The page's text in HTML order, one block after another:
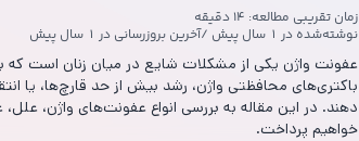
زمان تقریبی مطالعه: ۱۴ دقیقه
نوشته‌شده در ۱ سال پیش /آخرین بروزرسانی در ۱ سال پیش
عفونت واژن یکی از مشکلات شایع در میان زنان است که
باکتری‌های محافظتی واژن، رشد بیش از حد قارچ‌ها، یا
دهند. در این مقاله به بررسی انواع عفونت‌های واژن،
خواهیم پرداخت.